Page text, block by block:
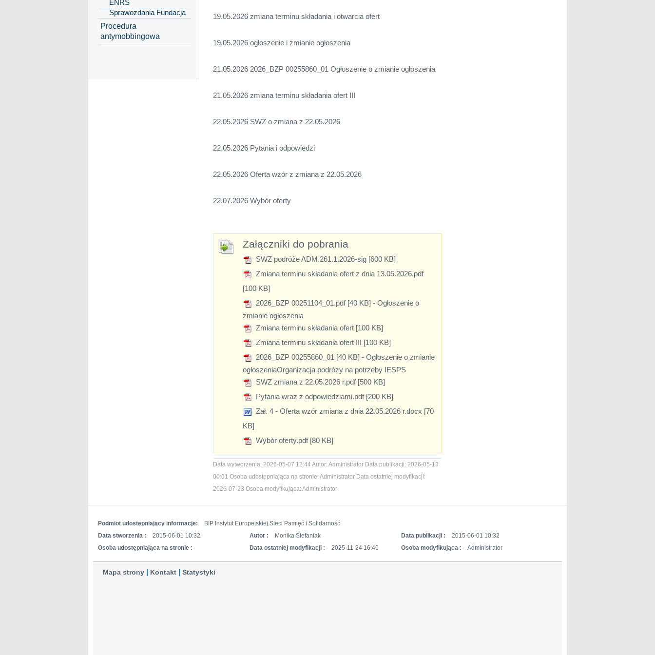
ENRS
Sprawozdania Fundacja
Procedura
antymobbingowa
19.05.2026 zmiana terminu składania i otwarcia ofert
19.05.2026 ogłoszenie i zmianie ogłoszenia
21.05.2026 2026_BZP 00255860_01 Ogłoszenie o zmianie ogłoszenia
21.05.2026 zmiana terminu składania ofert III
22.05.2026 SWZ o zmiana z 22.05.2026
22.05.2026 Pytania i odpowiedzi
22.05.2026 Oferta wzór z zmiana z 22.05.2026
22.07.2026 Wybór oferty
Załączniki do pobrania
SWZ podróże ADM.261.1.2026-sig [600 KB]
Zmiana terminu składania ofert z dnia 13.05.2026.pdf
[100 KB]
2026_BZP 00251104_01.pdf [40 KB] - Ogłoszenie o
zmianie ogłoszenia
Zmiana terminu składania ofert [100 KB]
Zmiana terminu składania ofert III [100 KB]
2026_BZP 00255860_01 [40 KB] - Ogłoszenie o zmianie
ogłoszeniaOrganizacja podróży na potrzeby IESPS
SWZ zmiana z 22.05.2026 r.pdf [500 KB]
Pytania wraz z odpowiedziami.pdf [200 KB]
Zał. 4 - Oferta wzór zmiana z dnia 22.05.2026 r.docx [70
KB]
Wybór oferty.pdf [80 KB]
Data wytworzenia: 2026-05-07 12:44Autor:Administrator Data publikacji: 2026-05-13
00:01 Osoba udostępniająca na stronie:Administrator Data ostatniej modyfikacji:
2026-07-23 Osoba modyfikująca:Administrator
Podmiot udostępniający informacje:
BIP Instytut Europejskiej Sieci Pamięć i Solidarność
Data stworzenia :
2015-06-01 10:32 Autor : Monika Stefaniak Data publikacji :
2015-06-01 10:32
Osoba udostępniająca na stronie :
Data ostatniej modyfikacji : 2025-11-24 16:40 Osoba modyfikująca : Administrator
Mapa strony Kontakt Statystyki